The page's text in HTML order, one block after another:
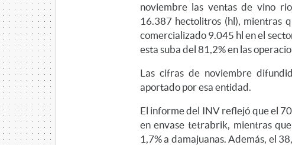
noviembre las ventas de vino
16.387 hectolitros (hl), mientras
comercializado 9.045 hl en el
esta suba del 81,2% en las
Las cifras de noviembre
aportado por esa entidad.
El informe del INV reflejó que el
en envase tetrabrik, mientras
1,7% a damajuanas. Además, el